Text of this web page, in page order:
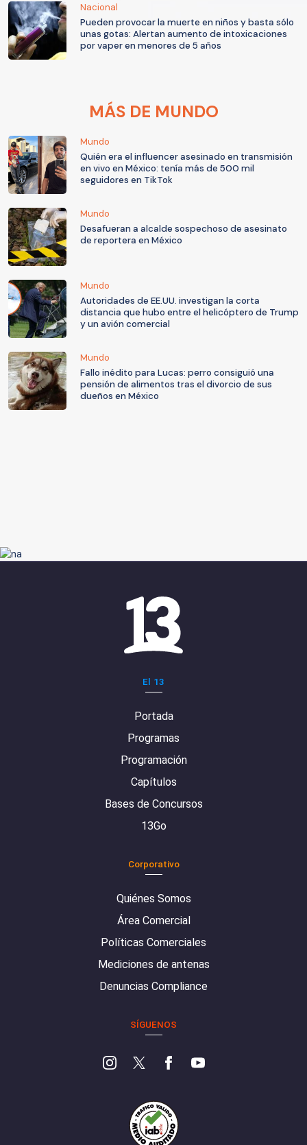
Nacional
Pueden provocar la muerte en niños y basta sólo
unas gotas: Alertan aumento de intoxicaciones
por vaper en menores de 5 años
MÁS DE MUNDO
Mundo
Quién era el influencer asesinado en transmisión
en vivo en México: tenía más de 500 mil
seguidores en TikTok
Mundo
Desafueran a alcalde sospechoso de asesinato
de reportera en México
Mundo
Autoridades de EE.UU. investigan la corta
distancia que hubo entre el helicóptero de Trump
y un avión comercial
Mundo
Fallo inédito para Lucas: perro consiguió una
pensión de alimentos tras el divorcio de sus
dueños en México
El 13
Portada
Programas
Programación
Capítulos
Bases de Concursos
13Go
Corporativo
Quiénes Somos
Área Comercial
Políticas Comerciales
Mediciones de antenas
Denuncias Compliance
SÍGUENOS